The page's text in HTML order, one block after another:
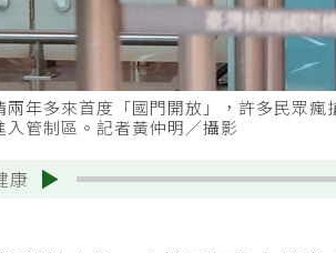
兩年多來首度「國門開放」，許多民眾
管制區。記者黃仲明／攝影
康